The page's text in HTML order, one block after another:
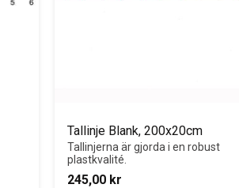
Tallinje Blank, 200x20cm
Tallinjerna är gjorda i en robust
plastkvalité.
245,00 kr